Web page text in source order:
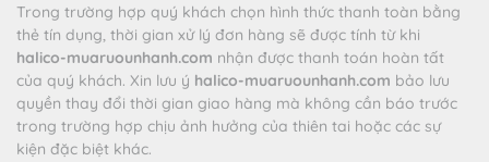
Trong trường hợp quý khách chọn hình thức thanh toàn bằng
thẻ tín dụng, thời gian xử lý đơn hàng sẽ được tính từ khi
halico-muaruounhanh.com nhận được thanh toán hoàn tất
của quý khách. Xin lưu ý halico-muaruounhanh.com bảo lưu
quyền thay đổi thời gian giao hàng mà không cần báo trước
trong trường hợp chịu ảnh hưởng của thiên tai hoặc các sự
kiện đặc biệt khác.